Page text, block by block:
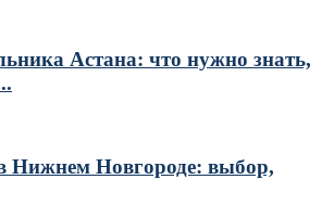
Астана: что нужно знать,
Нижнем Новгороде: выбор,